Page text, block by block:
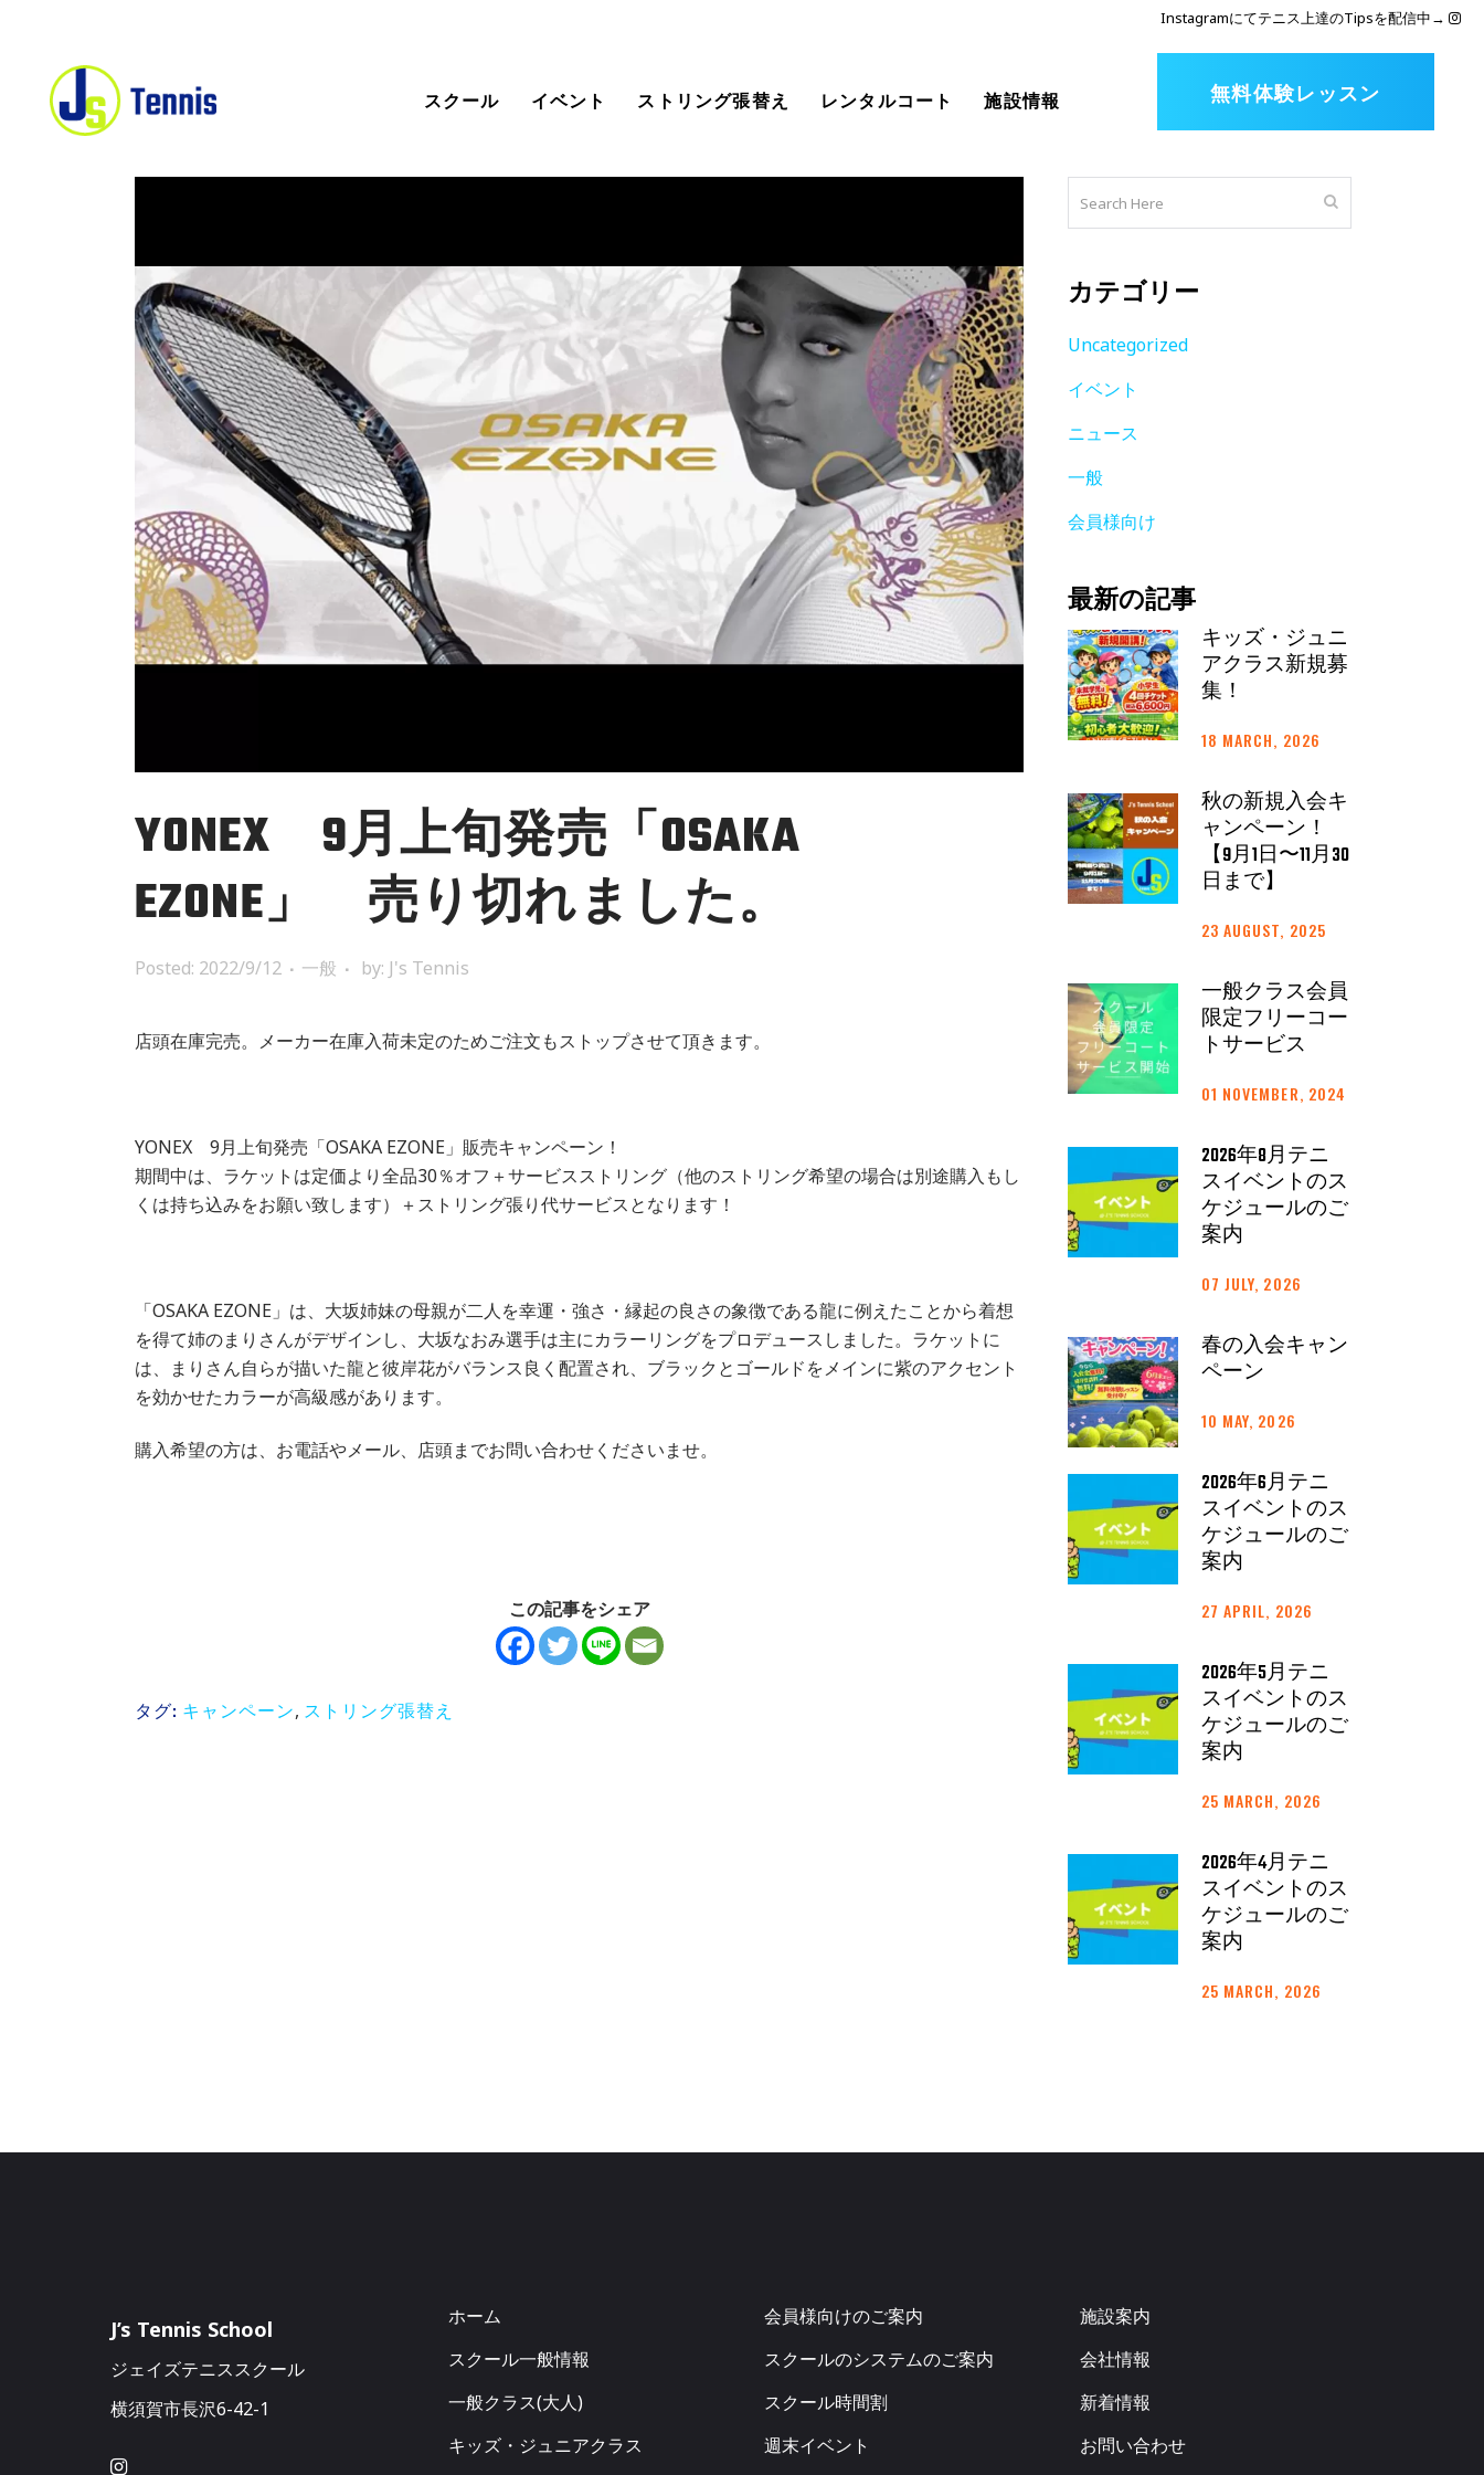
Instagramにてテニス上達のTipsを配信中→
無料体験レッスン
スクール
一般クラス(大人)
キッズ・ジュニアクラ
ス
コーチ紹介
無料体験レッスン
ご案内
WEB予約システムロ
グイン
イベント ストリング張替え レンタルコート 施設情報
YONEX 9月上旬発売「OSAKA
EZONE」 売り切れました。
Posted: 2022/9/12 一般 by: J's Tennis
店頭在庫完売。メーカー在庫入荷未定のためご注文もストップさせて頂きます。
YONEX 9月上旬発売「OSAKA EZONE」販売キャンペーン！
期間中は、ラケットは定価より全品30％オフ＋サービスストリング（他のストリング希望の場合は別途購入もし
くは持ち込みをお願い致します）＋ストリング張り代サービスとなります！
「OSAKA EZONE」は、大坂姉妹の母親が二人を幸運・強さ・縁起の良さの象徴である龍に例えたことから着想
を得て姉のまりさんがデザインし、大坂なおみ選手は主にカラーリングをプロデュースしました。ラケットに
は、まりさん自らが描いた龍と彼岸花がバランス良く配置され、ブラックとゴールドをメインに紫のアクセント
を効かせたカラーが高級感があります。
購入希望の方は、お電話やメール、店頭までお問い合わせくださいませ。
この記事をシェア
タグ: キャンペーン, ストリング張替え
カテゴリー
Uncategorized
イベント
ニュース
一般
会員様向け
最新の記事
キッズ・ジュニ
アクラス新規募
集！
18 MARCH, 2026
秋の新規入会キ
ャンペーン！
【9月1日〜11月30
日まで】
23 AUGUST, 2025
一般クラス会員
限定フリーコー
トサービス
01 NOVEMBER, 2024
2026年8月テニ
スイベントのス
ケジュールのご
案内
07 JULY, 2026
春の入会キャン
ペーン
10 MAY, 2026
2026年6月テニ
スイベントのス
ケジュールのご
案内
27 APRIL, 2026
2026年5月テニ
スイベントのス
ケジュールのご
案内
25 MARCH, 2026
2026年4月テニ
スイベントのス
ケジュールのご
案内
25 MARCH, 2026
J’s Tennis School
ジェイズテニススクール
横須賀市長沢6-42-1
ホーム
スクール一般情報
一般クラス(大人)
キッズ・ジュニアクラス
会員様向けのご案内
スクールのシステムのご案内
スクール時間割
週末イベント
施設案内
会社情報
新着情報
お問い合わせ